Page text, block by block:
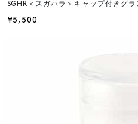
SGHR＜スガハラ＞キャップ付きグ
¥5,500